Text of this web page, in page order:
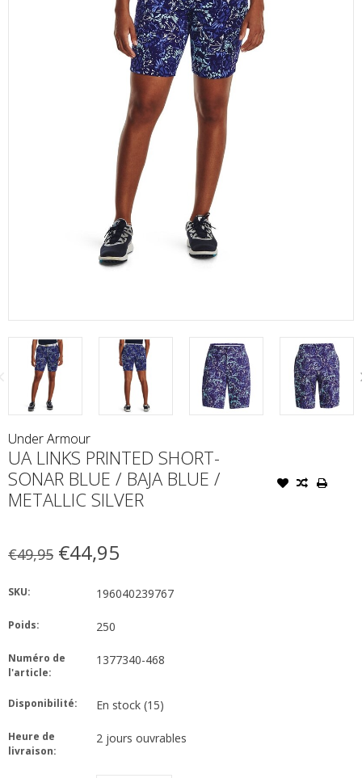
Under Armour
UA LINKS PRINTED SHORT-
SONAR BLUE / BAJA BLUE /
METALLIC SILVER
€49,95 €44,95
SKU: 196040239767
Poids: 250
Numéro de
l'article:
1377340-468
Disponibilité: En stock (15)
Heure de
livraison:
2 jours ouvrables